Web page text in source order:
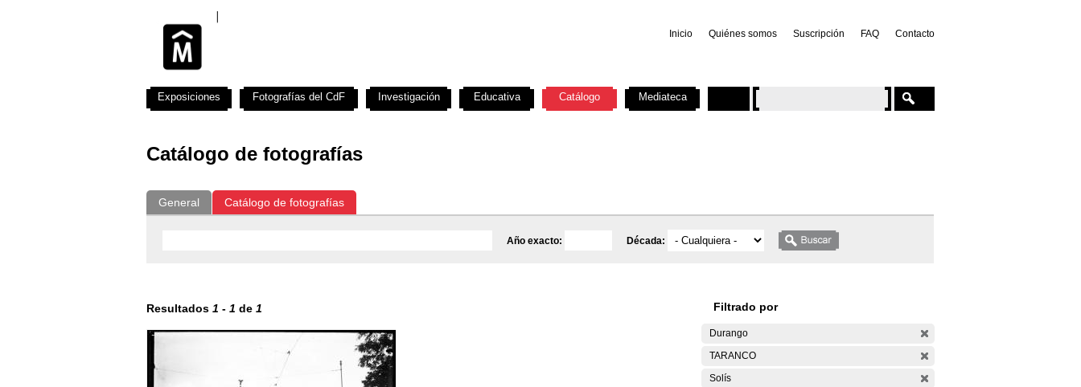
Inicio Quiénes somos Suscripción FAQ Contacto
Catálogo de fotografías
General Catálogo de fotografías
Año exacto: Década:
Resultados 1 - 1 de 1 Filtrado por
Durango
TARANCO
Solís
Exposiciones Fotografías del CdF Investigación Educativa Catálogo Mediateca